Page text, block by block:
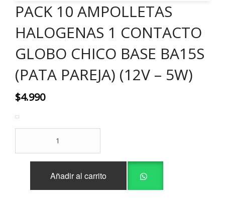
PACK 10 AMPOLLETAS
HALOGENAS 1 CONTACTO
GLOBO CHICO BASE BA15S
(PATA PAREJA) (12V – 5W)
$4.990
AMPOLLETAS
HALOGENAS
Añadir al carrito